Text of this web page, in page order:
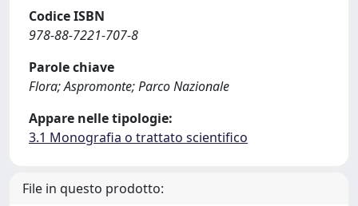
Codice ISBN
978-88-7221-707-8
Parole chiave
Flora; Aspromonte; Parco Nazionale
Appare nelle tipologie:
3.1 Monografia o trattato scientifico
File in questo prodotto: